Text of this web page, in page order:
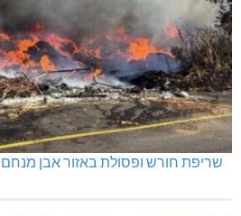
שריפת חורש ופסולת באזור אבן מנחם